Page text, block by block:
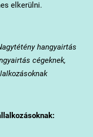
elkerülni.
hangyairtás
cégeknek,